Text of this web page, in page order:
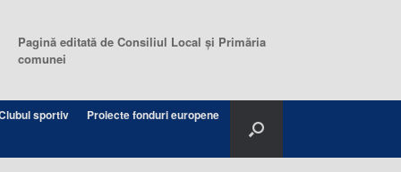
Pagină editată de Consiliul Local şi Primăria
comunei
sportiv
Proiecte fonduri europene